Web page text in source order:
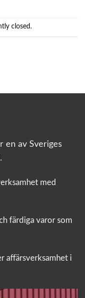
closed.
en av Sveriges
med
färdiga varor som
affärsverksamhet i